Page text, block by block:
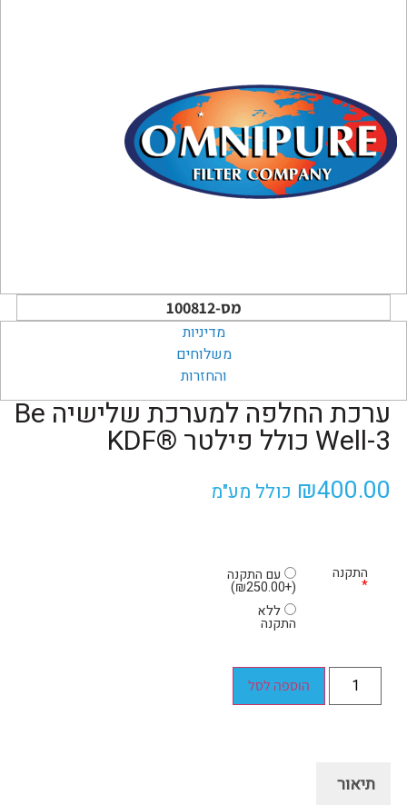
מס-100812
מדיניות
משלוחים
והחזרות
ערכת החלפה למערכת שלישיה Be
Well-3 כולל פילטר ®KDF
₪400.00 כולל מע"מ
התקנה
*
עם התקנה
(
+
₪250.00
)
ללא
התקנה
הוספה לסל
תיאור